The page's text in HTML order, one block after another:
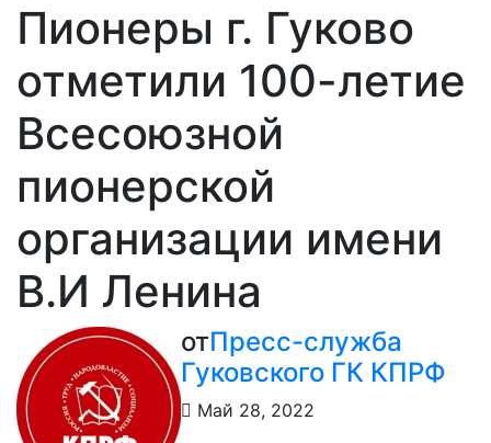
Пионеры г. Гуково
отметили 100-летие
Всесоюзной
пионерской
организации имени
В.И Ленина
отПресс-служба
Гуковского ГК КПРФ
Май 28, 2022